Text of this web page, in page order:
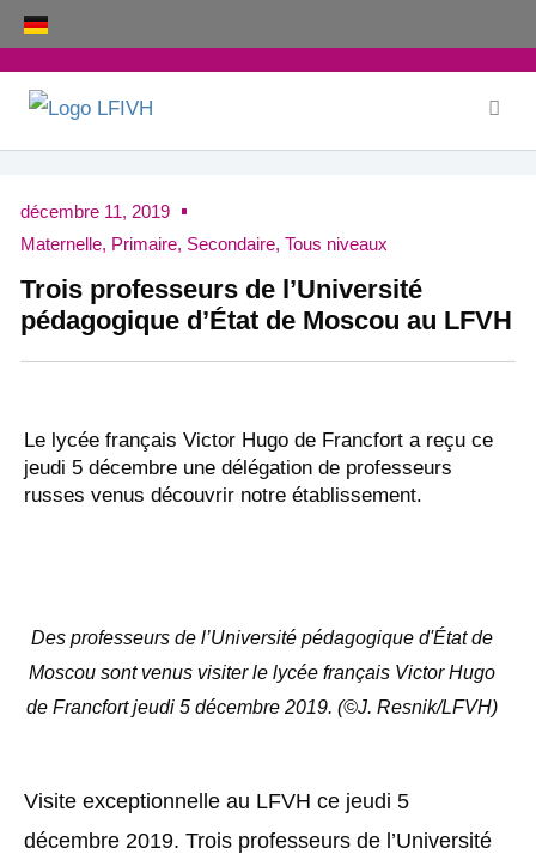
Aller
au
contenu
décembre 11, 2019
Maternelle, Primaire, Secondaire, Tous niveaux
Trois professeurs de l’Université
pédagogique d’État de Moscou au LFVH
Le lycée français Victor Hugo de Francfort a reçu ce
jeudi 5 décembre une délégation de professeurs
russes venus découvrir notre établissement.
Des professeurs de l’Université pédagogique d'État de
Moscou sont venus visiter le lycée français Victor Hugo
de Francfort jeudi 5 décembre 2019. (©J. Resnik/LFVH)
Visite exceptionnelle au LFVH ce jeudi 5
décembre 2019. Trois professeurs de l’Université